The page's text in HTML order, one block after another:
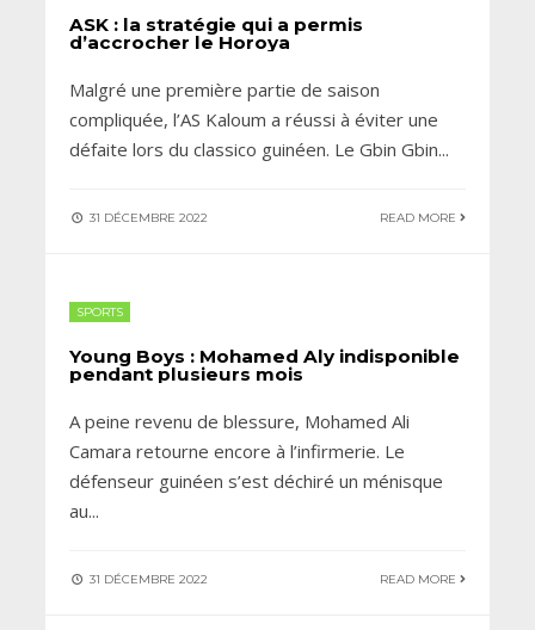
ASK : la stratégie qui a permis
d’accrocher le Horoya
Malgré une première partie de saison
compliquée, l’AS Kaloum a réussi à éviter une
défaite lors du classico guinéen. Le Gbin Gbin...
31 DÉCEMBRE 2022 READ MORE
SPORTS
Young Boys : Mohamed Aly indisponible
pendant plusieurs mois
A peine revenu de blessure, Mohamed Ali
Camara retourne encore à l’infirmerie. Le
défenseur guinéen s’est déchiré un ménisque
au...
31 DÉCEMBRE 2022 READ MORE